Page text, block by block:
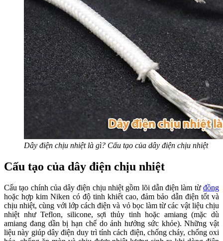
Dây điện chịu nhiệt là gì? Cấu tạo của dây điện chịu nhiệt
Cấu tạo của dây điện chịu nhiệt
Cấu tạo chính của dây điện chịu nhiệt gồm lõi dẫn điện làm từ đồng
hoặc hợp kim Niken có độ tinh khiết cao, đảm bảo dẫn điện tốt và
chịu nhiệt, cùng với lớp cách điện và vỏ bọc làm từ các vật liệu chịu
nhiệt như Teflon, silicone, sợi thủy tinh hoặc amiang (mặc dù
amiang đang dần bị hạn chế do ảnh hưởng sức khỏe). Những vật
liệu này giúp dây điện duy trì tính cách điện, chống cháy, chống oxi